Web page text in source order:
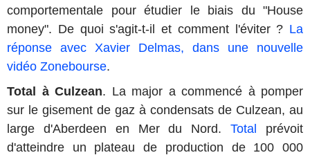
comportementale pour étudier le biais du "House
money". De quoi s'agit-t-il et comment l'éviter ? La
réponse avec Xavier Delmas, dans une nouvelle
vidéo Zonebourse.
Total à Culzean. La major a commencé à pomper
sur le gisement de gaz à condensats de Culzean, au
large d'Aberdeen en Mer du Nord.Total prévoit
d'atteindre un plateau de production de 100 000